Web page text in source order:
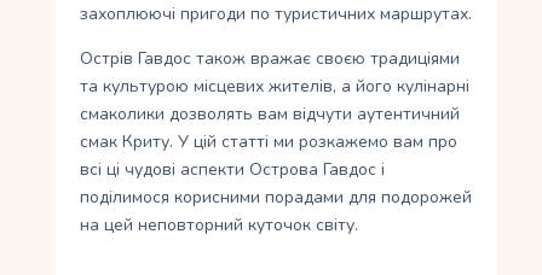
захоплюючі пригоди по туристичних маршрутах.
Острів Гавдос також вражає своєю традиціями
та культурою місцевих жителів, а його кулінарні
смаколики дозволять вам відчути аутентичний
смак Криту. У цій статті ми розкажемо вам про
всі ці чудові аспекти Острова Гавдос і
поділимося корисними порадами для подорожей
на цей неповторний куточок світу.